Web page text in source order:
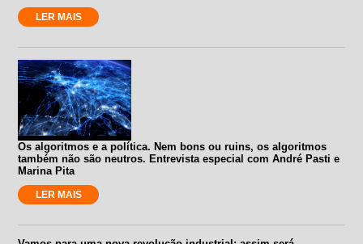
LER MAIS
Os algoritmos e a política. Nem bons ou ruins, os algoritmos
também não são neutros. Entrevista especial com André Pasti e
Marina Pita
LER MAIS